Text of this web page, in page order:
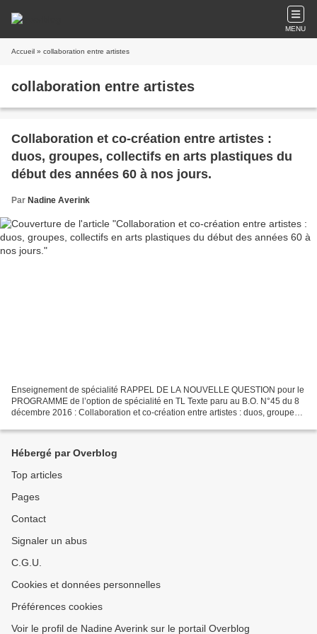
MENU
Accueil » collaboration entre artistes
collaboration entre artistes
Collaboration et co-création entre artistes :
duos, groupes, collectifs en arts plastiques du
début des années 60 à nos jours.
Par Nadine Averink
Enseignement de spécialité RAPPEL DE LA NOUVELLE QUESTION pour le
PROGRAMME de l’option de spécialité en TL Texte paru au B.O. N°45 du 8
décembre 2016 : Collaboration et co-création entre artistes : duos, groupes,
Hébergé par Overblog
Top articles
Pages
Contact
Signaler un abus
C.G.U.
Cookies et données personnelles
Préférences cookies
Voir le profil de Nadine Averink sur le portail Overblog